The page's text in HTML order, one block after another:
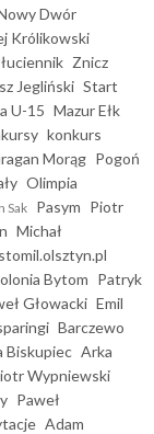
Dwór
Królikowski
Znicz
Jegliński Start
U-15 Mazur Ełk
konkurs
Morąg Pogoń
Olimpia
Sak Pasym Piotr
Michał
stomil.olsztyn.pl
Bytom Patryk
Głowacki Emil
Barczewo
Biskupiec Arka
Wypniewski
Paweł
Adam